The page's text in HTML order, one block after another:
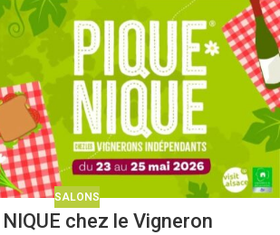
SALONS
NIQUE chez le Vigneron